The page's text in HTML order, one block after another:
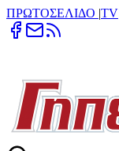
ΠΡΩΤΟΣΕΛΙΔΟ |TV